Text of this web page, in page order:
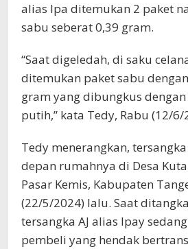
alias Ipa ditemukan 2 paket
sabu seberat 0,39 gram.
“Saat digeledah, di saku
ditemukan paket sabu
gram yang dibungkus
putih,” kata Tedy, Rabu (12/6/
Tedy menerangkan,
depan rumahnya di Desa
Pasar Kemis, Kabupaten
(22/5/2024) lalu. Saat
tersangka AJ alias Ipay
pembeli yang hendak